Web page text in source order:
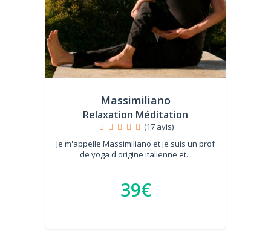
Massimiliano
Relaxation Méditation
(17 avis)
Je m'appelle Massimiliano et je suis un prof
de yoga d'origine italienne et...
39€